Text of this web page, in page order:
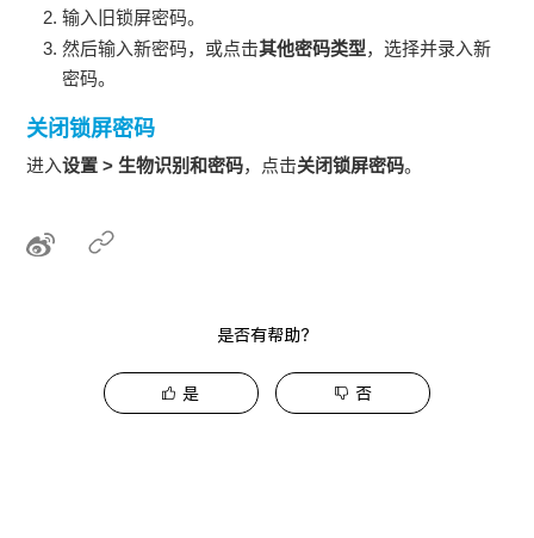
输入旧锁屏密码。
然后输入新密码，或点击其他密码类型，选择并录入新
密码。
关闭锁屏密码
进入设置 > 生物识别和密码，点击关闭锁屏密码。
是否有帮助？
是 否